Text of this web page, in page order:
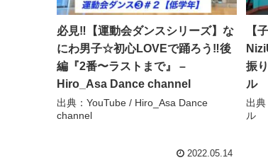
必見‼️【運動会ダンスシリーズ】な
にわ男子☆初心LOVEで踊ろう‼️後
編『2番〜ラストまで』 –
Hiro_Asa Dance channel
出典：YouTube / Hiro_Asa Dance
channel
2022.05.14
【
振
ル
出
ル